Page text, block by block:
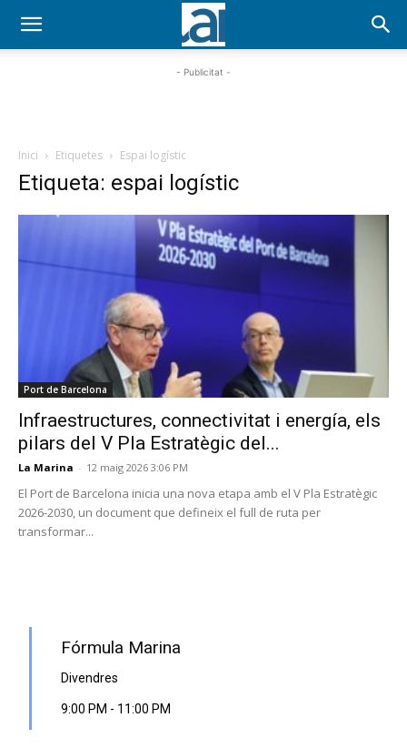
- Publicitat -
Inici Etiquetes Espai logístic
Etiqueta: espai logístic
Port de Barcelona
Infraestructures, connectivitat i energía, els
pilars del V Pla Estratègic del...
La Marina - 12 maig 2026 3:06 PM
El Port de Barcelona inicia una nova etapa amb el V Pla Estratègic
2026-2030, un document que defineix el full de ruta per
transformar...
Fórmula Marina
Divendres
9:00 PM - 11:00 PM